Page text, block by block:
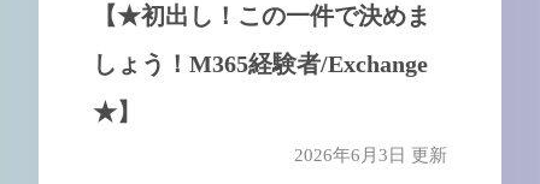
【★初出し！この一件で決めま
しょう！M365経験者/Exchange
★】
2026年6月3日 更新